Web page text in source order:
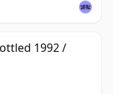
1992 /